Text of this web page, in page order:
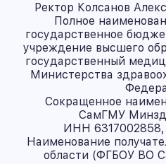
Ректор Колсанов
Полное
государственное
учреждение высшего
государственный
Министерства
Сокращенное
СамГМУ
ИНН 6317002858,
Наименование
области (ФГБОУ ВО